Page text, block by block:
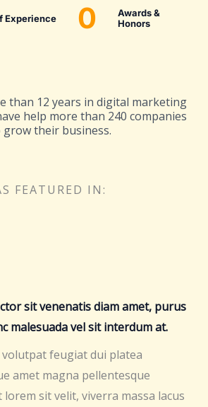
Experience 0
Awards &
Honors
than 12 years in digital marketing
help more than 240 companies
grow their business.
FEATURED IN:
sit venenatis diam amet, purus
malesuada vel sit interdum at.
feugiat dui platea
amet magna pellentesque
sit velit, viverra massa lacus